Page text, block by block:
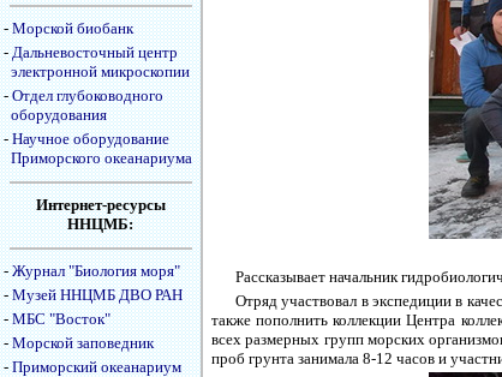
-Морской биобанк
-Дальневосточный центр
электронной микроскопии
-Отдел глубоководного
оборудования
-Научное оборудование
Приморского океанариума
Интернет-ресурсы
ННЦМБ:
-Журнал "Биология моря"
-Музей ННЦМБ ДВО РАН
-МБС "Восток"
-Морской заповедник
-Приморский океанариум
Рассказывает начальник
Отряд участвовал в экспедиции в
также пополнить коллекции Центра
всех размерных групп морских
проб грунта занимала 8-12 часов и